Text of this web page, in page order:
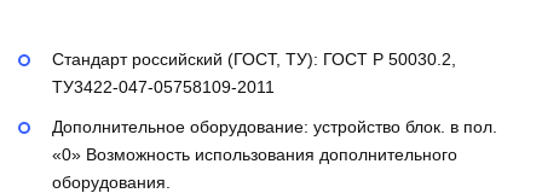
Стандарт российский (ГОСТ, ТУ): ГОСТ Р 50030.2,
ТУ3422-047-05758109-2011
Дополнительное оборудование: устройство блок. в пол.
«0» Возможность использования дополнительного
оборудования.